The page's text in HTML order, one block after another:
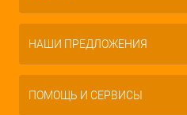
НАШИ ПРЕДЛОЖЕНИЯ
ПОМОЩЬ И СЕРВИСЫ